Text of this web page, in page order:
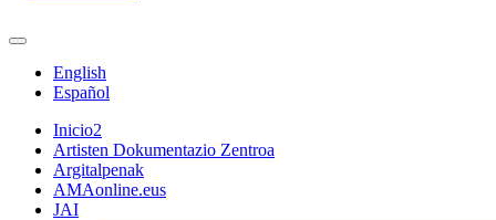
English
Español
Inicio2
Artisten Dokumentazio Zentroa
Argitalpenak
AMAonline.eus
JAI